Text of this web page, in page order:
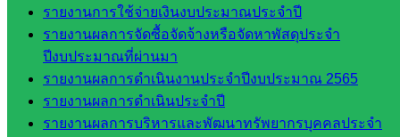
รายงานการใช้จ่ายเงินงบประมาณประจำปี
รายงานผลการจัดซื้อจัดจ้างหรือจัดหาพัสดุประจำ
ปีงบประมาณที่ผ่านมา
รายงานผลการดำเนินงานประจำปีงบประมาณ 2565
รายงานผลการดำเนินประจำปี
รายงานผลการบริหารและพัฒนาทรัพยากรบุคคลประจำ
บริหาร
งานงาน
เงินและ
สินทรัพย์
กลุ่มน
โยบาย